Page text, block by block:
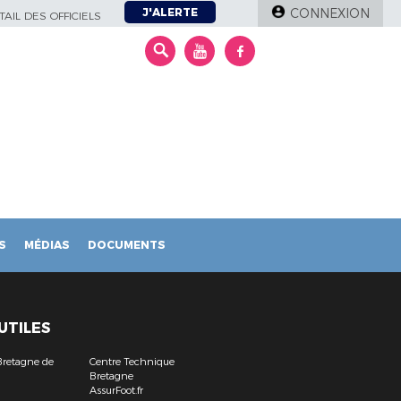
DES OFFICIELS J'ALERTE CONNEXION
MÉDIAS DOCUMENTS
de
Centre Technique
Bretagne
AssurFoot.fr